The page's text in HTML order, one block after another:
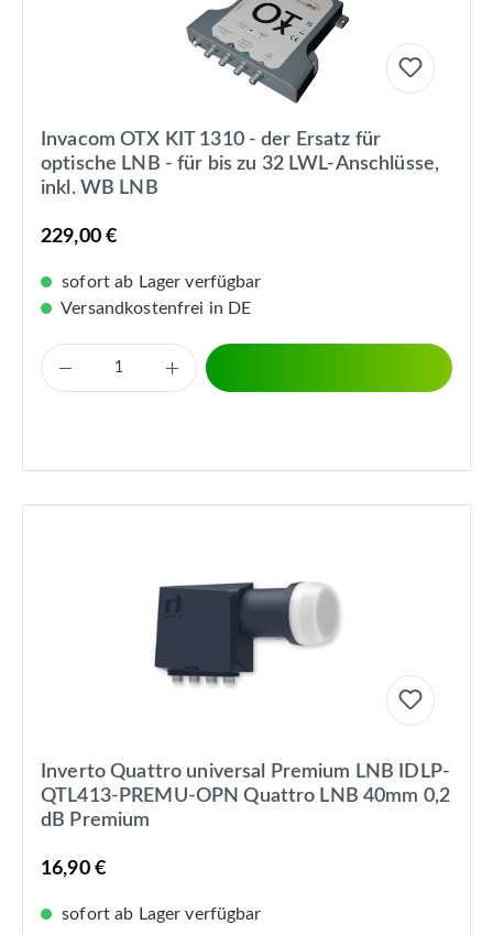
Invacom OTX KIT 1310 - der Ersatz für
optische LNB - für bis zu 32 LWL-Anschlüsse,
inkl. WB LNB
229,00 €
sofort ab Lager verfügbar
Versandkostenfrei in DE
Inverto Quattro universal Premium LNB IDLP-
QTL413-PREMU-OPN Quattro LNB 40mm 0,2
dB Premium
16,90 €
sofort ab Lager verfügbar